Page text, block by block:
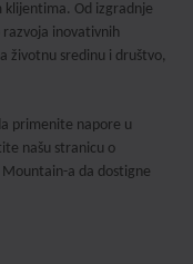
klijentima. Od izgradnje
inovativnih
životnu sredinu i društvo,
primenite napore u
našu stranicu o
a da dostigne